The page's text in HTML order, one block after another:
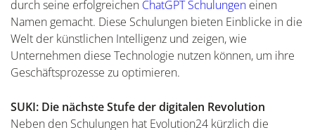
durch seine erfolgreichen ChatGPT Schulungen einen
Namen gemacht. Diese Schulungen bieten Einblicke in die
Welt der künstlichen Intelligenz und zeigen, wie
Unternehmen diese Technologie nutzen können, um ihre
Geschäftsprozesse zu optimieren.
SUKI: Die nächste Stufe der digitalen Revolution
Neben den Schulungen hat Evolution24 kürzlich die